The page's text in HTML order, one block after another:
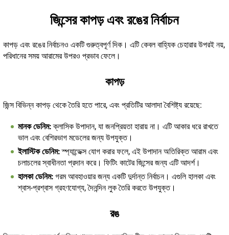
জিন্সের কাপড় এবং রঙের নির্বাচন
কাপড় এবং রঙের নির্বাচনও একটি গুরুত্বপূর্ণ দিক। এটি কেবল বাহ্যিক চেহারার উপরই নয়,
পরিধানের সময় আরামের উপরও প্রভাব ফেলে।
কাপড়
জিন্স বিভিন্ন কাপড় থেকে তৈরি হতে পারে, এবং প্রতিটির আলাদা বৈশিষ্ট্য রয়েছে:
মানক ডেনিম:ক্লাসিক উপাদান, যা জনপ্রিয়তা হারায় না। এটি আকার ধরে রাখতে
ভাল এবং বেশিরভাগ মডেলের জন্য উপযুক্ত।
ইলাস্টিক ডেনিম:স্প্যান্ডেক্স যোগ করার ফলে, এই উপাদান অতিরিক্ত আরাম এবং
চলাচলের স্বাধীনতা প্রদান করে। ফিটিং কাটের জিন্সের জন্য এটি আদর্শ।
হালকা ডেনিম: গরম আবহাওয়ার জন্য একটি দুর্দান্ত নির্বাচন। এগুলি হালকা এবং
শ্বাস-প্রশ্বাস গ্রহণযোগ্য, দৈনন্দিন লুক তৈরি করতে উপযুক্ত।
রঙ